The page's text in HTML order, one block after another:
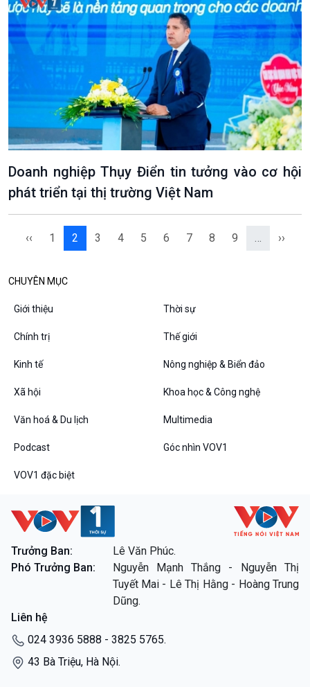
VOV1 đặc biệt
Thanh âm ký sự
Chân dung cuộc sống
Các chương trình đặc biệt
Doanh nghiệp Thụy Điển tin tưởng vào cơ hội
phát triển tại thị trường Việt Nam
‹‹ 1 2 3 4 5 6 7 8 9 … ››
CHUYÊN MỤC
Giới thiệu Thời sự
Chính trị Thế giới
Kinh tế Nông nghiệp & Biển đảo
Xã hội Khoa học & Công nghệ
Văn hoá & Du lịch Multimedia
Podcast Góc nhìn VOV1
VOV1 đặc biệt
Trưởng Ban:
Lê Văn Phúc.
Phó Trưởng Ban:
Nguyễn Mạnh Thắng - Nguyễn Thị
Tuyết Mai - Lê Thị Hằng - Hoàng Trung
Dũng.
Liên hệ
024 3936 5888 - 3825 5765.
43 Bà Triệu, Hà Nội.